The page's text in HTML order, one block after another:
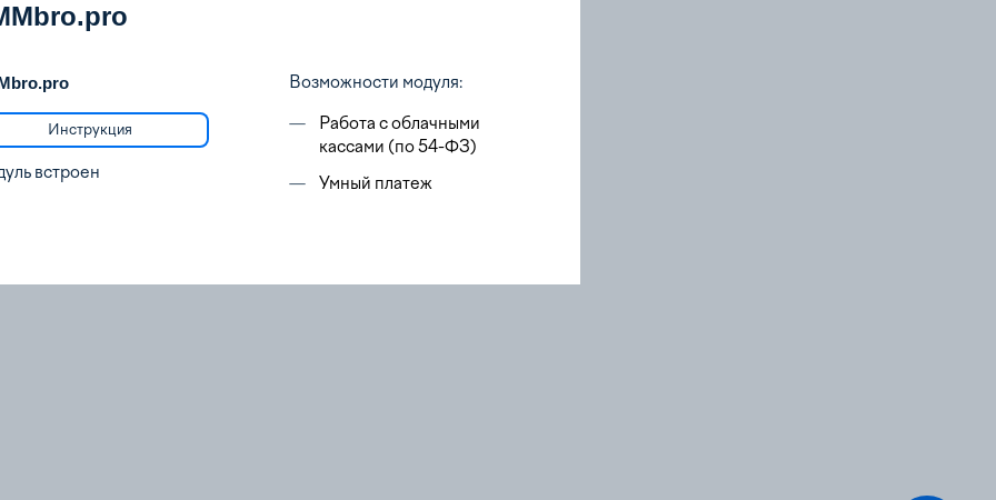
Инструкция
встроен
Возможности модуля:
—
Работа с облачными
кассами (по 54-ФЗ)
—
Умный платеж